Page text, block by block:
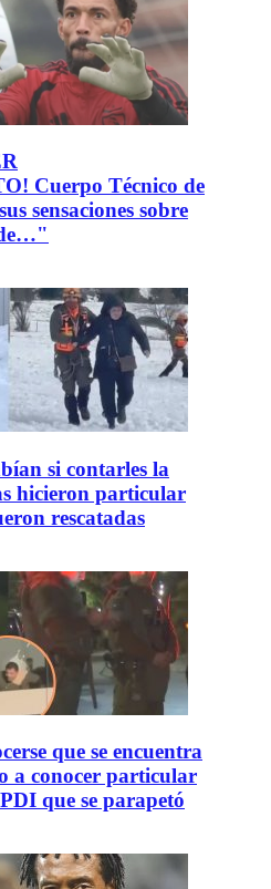
Cuerpo Técnico de
sensaciones sobre
si contarles la
hicieron particular
rescatadas
que se encuentra
a conocer particular
que se parapetó